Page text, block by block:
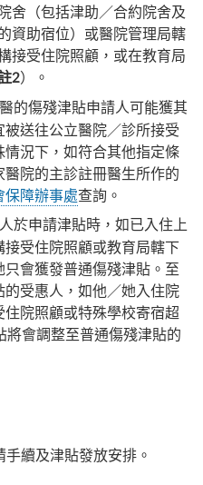
舍（包括津助／合約院舍及
資助宿位）或醫院管理局轄
接受住院照顧，或在教育局
2）。
的傷殘津貼申請人可能獲其
送往公立醫院／診所接受
況下，如符合其他指定條
院的主診註冊醫生所作的
保障辦事處查詢。
於申請津貼時，如已入住上
受住院照顧或教育局轄下
會獲發普通傷殘津貼。至
受惠人，如他／她入住院
院照顧或特殊學校寄宿超
會調整至普通傷殘津貼的
續及津貼發放安排。